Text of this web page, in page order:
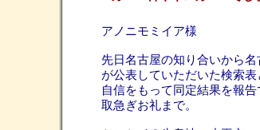
アノニモミイア様
先日名古屋の知り合いから
が公表していただいた検索
自信をもって同定結果を報
取急ぎお礼まで。